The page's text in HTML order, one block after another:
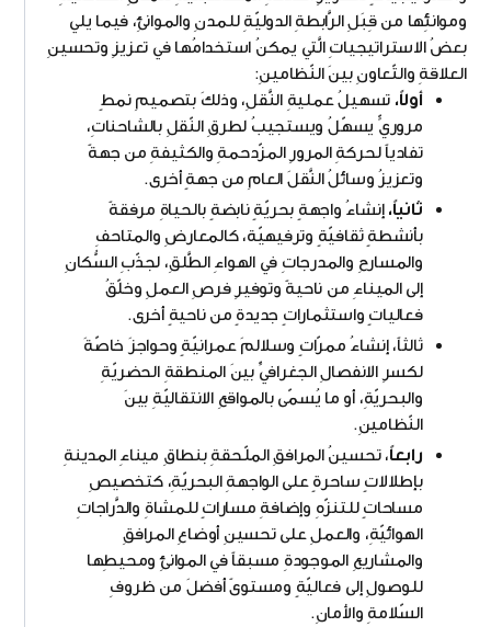
وموانئِها من قِبَلِ الرَّابطةِ الدوليّةِ للمدنِ والموانئِ، فيما يلي
بعضُ الاستراتيجياتِ الَّتي يمكنُ استخدامُها في تعزيزِ وتحسينِ
العلاقةِ والتّعاونِ بينَ النّظامينِ:
أولاً، تسهيلُ عمليةِ النَّقلِ، وذلكَ بتصميمِ نمطٍ
مروريٍّ يسهّلُ ويستجيبُ لطرقِ النّقلِ بالشاحناتِ،
تفادياً لحركةِ المرورِ المزّدحمةِ والكثيفةِ من جهةً
وتعزيزُ وسائلُ النَّقلَ العامِ من جهةٍ أخرى.
ثانياً،إنشاءُ واجهةٍ بحريّةٍ نابضةٍ بالحياةِ مرفقةً
بأنشطةٍ ثقافيّةٍ وترفيهيّة، كالمعارضِ والمتاحفِ
والمسارحِ والمدرجاتِ في الهواءِ الطَّلقِ، لجذّبِ السُّكانِ
إلى الميناءِ من ناحيةً وتوفيرِ فرصِ العملِ وخلّقُ
فعالياتٍ واستثماراتٍ جديدةٍ من ناحيةٍ أخرى.
ثالثاً، إنشاءُ ممرّاتٍ وسلالمَ عمرانيّةٍ وحواجزَ خاصّةَ
لكسرِ الانفصالِ الجغرافيِّ بينَ المنطقةِ الحضريّةِ
والبحريّةِ، أو ما يُسمّى بالمواقعِ الانتقاليّةِ بينَ
النّظامينِ.
رابعاً، تحسينُ المرافقِ الملّحقةِ بنطاقِ ميناءِ المدينةِ
بإطلالاتٍ ساحرةٍ على الواجهةِ البحريّةِ، كتخصيصِ
مساحاتٍ للتنزّهِ وإضافةِ مساراتٍ للمشاةِ والدَّراجاتِ
الهوائيّةِ، والعملِ على تحسينِ أوضاعِ المرافقِ
والمشاريعِ الموجودةِ مسبقاً في الموانئِ ومحيطِها
للوصولِ إلى فعاليّةٍ ومستوىً أفضلَ من ظروفِ
السّلامةِ والأمانِ.